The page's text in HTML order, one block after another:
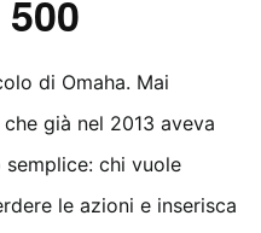
di Omaha. Mai
già nel 2013 aveva
chi vuole
le azioni e inserisca